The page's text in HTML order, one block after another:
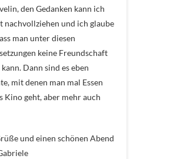
den Gedanken kann ich
nachvollziehen und ich glaube
man unter diesen
keine Freundschaft
Dann sind es eben
mit denen man mal Essen
Kino geht, aber mehr auch
und einen schönen Abend